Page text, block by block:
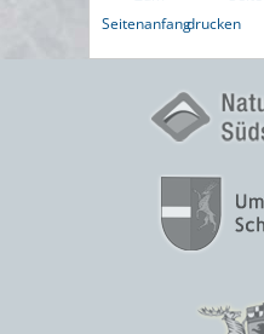
Seitenanfangdrucken